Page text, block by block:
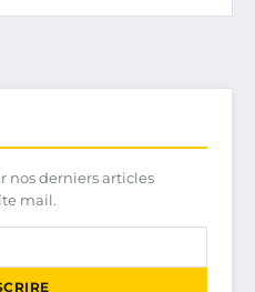
nos derniers articles
mail.